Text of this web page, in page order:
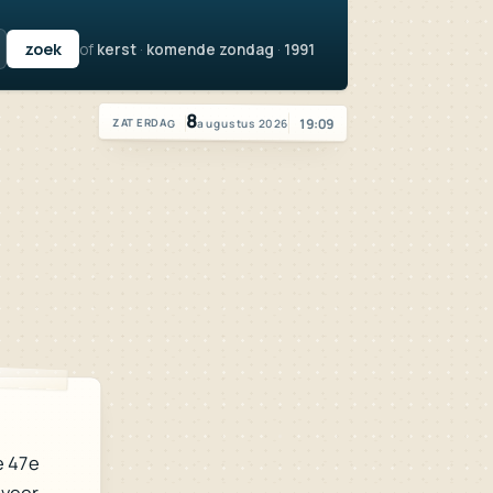
Vandaag is het zaterdag 8 augustus 2026
ZATERDAG 8augustus 2026 19:09
47e
of kerst · komende zondag · 1991